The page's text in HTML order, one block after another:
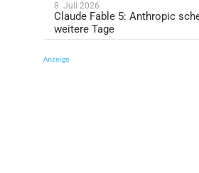
8. Juli 2026
Claude Fable 5: Anthropic
weitere Tage
Anzeige